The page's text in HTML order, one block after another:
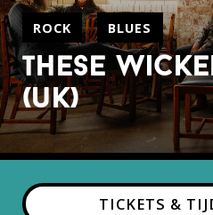
ROCK BLUES
these
(uk)
TICKETS &